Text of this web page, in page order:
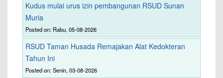
Kudus mulai urus izin pembangunan RSUD Sunan
Muria
Posted on: Rabu, 05-08-2026
RSUD Taman Husada Remajakan Alat Kedokteran
Tahun Ini
Posted on: Senin, 03-08-2026